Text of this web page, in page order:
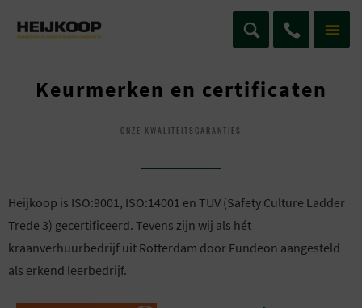
Keurmerken en certificaten
ONZE KWALITEITSGARANTIES
Heijkoop is ISO:9001, ISO:14001 en TUV (Safety Culture Ladder
Trede 3) gecertificeerd. Tevens zijn wij als hét
kraanverhuurbedrijf uit Rotterdam door Fundeon aangesteld
als erkend leerbedrijf.